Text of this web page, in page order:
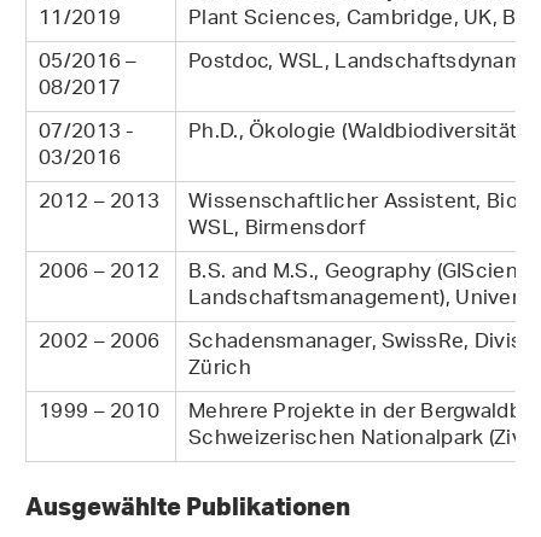
11/2019
Plant Sciences, Cambridge, UK,
05/2016 –
08/2017
Postdoc, WSL,
07/2013 -
03/2016
Ph.D., Ökologie (Waldbiodiversität
2012 – 2013
Wissenschaftlicher Assistent,
WSL, Birmensdorf
2006 – 2012
B.S. and M.S., Geography
Landschaftsmanagement),
2002 – 2006
Schadensmanager, SwissRe,
Zürich
1999 – 2010
Mehrere Projekte in der
Schweizerischen Nationalpark
Ausgewählte Publikationen